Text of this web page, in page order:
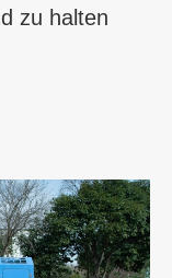
zu halten